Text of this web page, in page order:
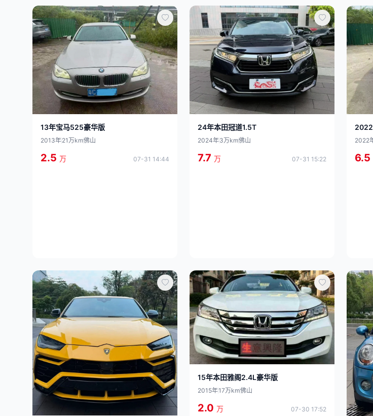
13年宝马525豪华版
2013年21万km佛山
2.5 万 07-31 14:44
24年本田冠道1.5T
2024年3万km佛山
7.7 万 07-31 15:22
2022
6.5
15年本田雅阁2.4L豪华版
2015年17万km佛山
2.0 万 07-30 17:52